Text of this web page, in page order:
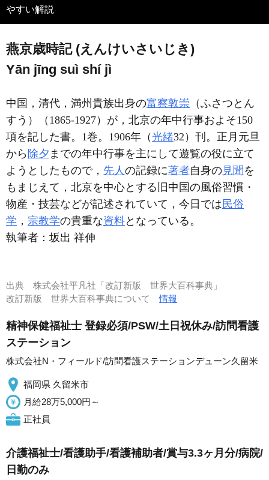
やすい解説
燕京歳時記 (えんけいさいじき)
Yān jīng suì shí jì
中国，清代，満州貴族出身の富察敦崇 （ふさつとん
すう）（1865-1927）が，北京の年中行事およそ150
項を記した書。1巻。1906年（光緒32）刊。正月元旦
から 除夕 までの年中行事を主にして遊覧の役に立て
ようとしたもので， 先人 の記録に著者自身の見聞 を
もまじえて，北京を中心とする旧中国の風俗習慣・
物産・技芸などが記述されていて，今日では民俗
学 ， 宗教学の貴重な資料となっている。
執筆者： 坂出 祥伸
出典 株式会社平凡社「改訂新版 世界大百科事典」
改訂新版 世界大百科事典について情報
精神保健福祉士 登録必須/PSW/土日祝休み/訪問看護
ステーション
株式会社N・フィールド/訪問看護ステーションデューン久留米
福岡県 久留米市
月給28万5,000円～
正社員
介護福祉士/看護助手/看護補助者/賞与3.3ヶ月分/病院/
日勤のみ